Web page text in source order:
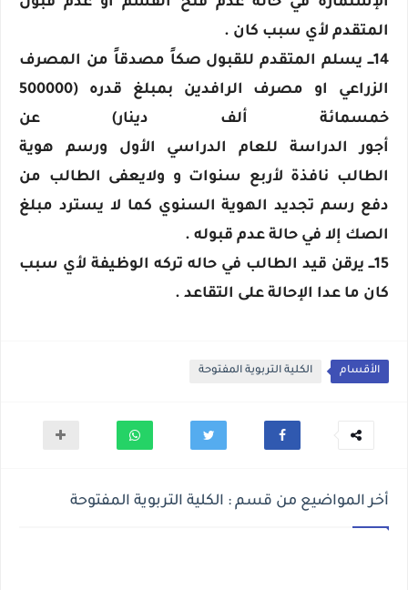
المتقدم لأي سبب كان .
14ـــ يسلم المتقدم للقبول صكاً مصدقاً من المصرف
الزراعي او مصرف الرافدين بمبلغ قدره (500000
خمسمائة ألف دينار) عن
أجور الدراسة للعام الدراسي الأول ورسم هوية
الطالب نافذة لأربع سنوات و ولايعفى الطالب من
دفع رسم تجديد الهوية السنوي كما لا يسترد مبلغ
الصك إلا في حالة عدم قبوله .
15ـــ يرقن قيد الطالب في حاله تركه الوظيفة لأي سبب
كان ما عدا الإحالة على التقاعد .
الأقسام الكلية التربوية المفتوحة
أخر المواضيع من قسم : الكلية التربوية المفتوحة